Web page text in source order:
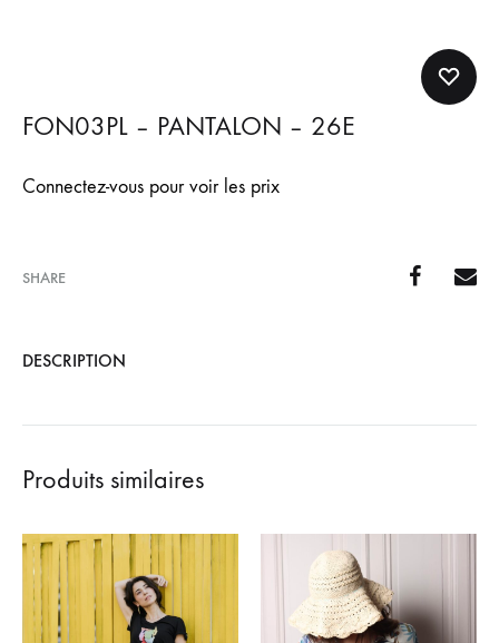
FON03PL – PANTALON – 26E
Connectez-vous pour voir les prix
SHARE
DESCRIPTION
Produits similaires